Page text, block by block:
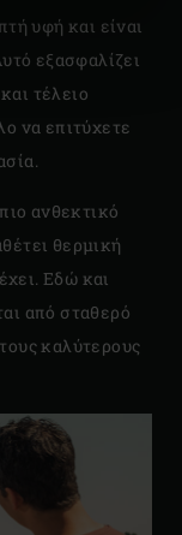
υφή και είναι
εξασφαλίζει
τέλειο
να επιτύχετε
ανθεκτικό
θερμική
Εδώ και
από σταθερό
καλύτερους